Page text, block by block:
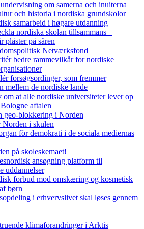
om samerna och inuiterna
och historia i nordiska grundskolor
samarbeid i høgare utdanning
nordiska skolan tillsammans –
plåster på såren
Netværksfond
bedre rammevilkår for nordiske
forsøgsordinger, som fremmer
mellem de nordiske lande
om at alle nordiske universiteter lever op
aftalen
geo-blokkering i Norden
Norden i skulen
för demokrati i de sociala mediernas
på skoleskemaet!
ansøgning platform til
uddannelser
forbud mod omskæring og kosmetisk
børn
i erhvervslivet skal løses gennem
klimaforandringer i Arktis